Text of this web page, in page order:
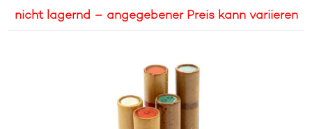
nicht lagernd – angegebener Preis kann variieren